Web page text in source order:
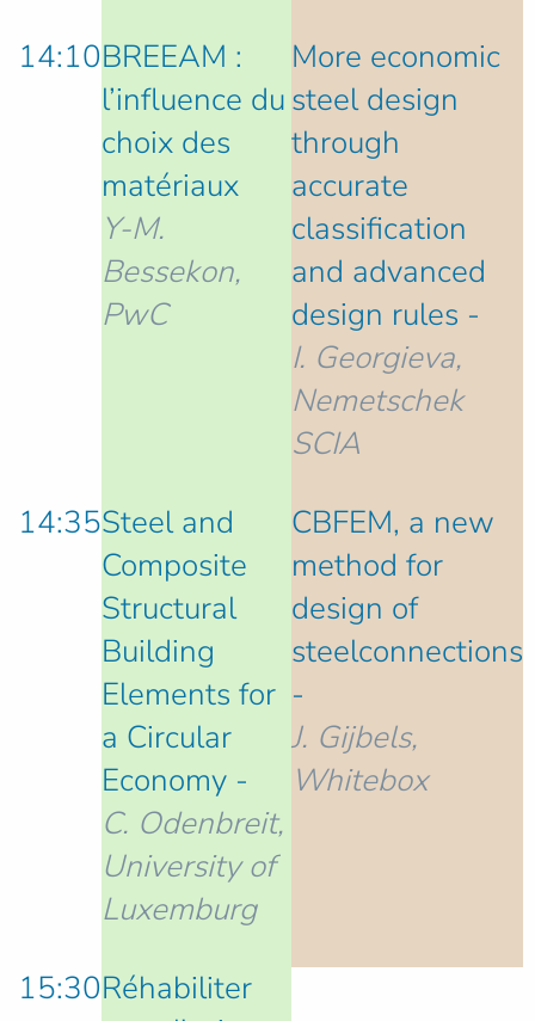
14:10BREEAM :
l’influence du
choix des
matériaux
Y-M.
Bessekon,
PwC
More economic
steel design
through
accurate
classification
and advanced
design rules -
I. Georgieva,
Nemetschek
SCIA
14:35Steel and
Composite
Structural
Building
Elements for
a Circular
Economy -
C. Odenbreit,
University of
Luxemburg
CBFEM, a new
method for
design of
steelconnections
-
J. Gijbels,
Whitebox
15:30Réhabiliter